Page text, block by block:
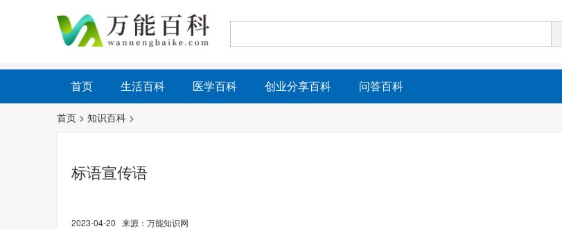
首页 生活百科 医学百科 创业分享百科 问答百科
首页 > 知识百科 >
标语宣传语
2023-04-20 来源：万能知识网